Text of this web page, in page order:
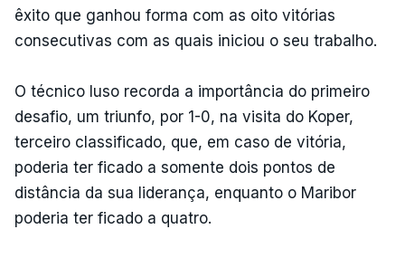
êxito que ganhou forma com as oito vitórias
consecutivas com as quais iniciou o seu trabalho.
O técnico luso recorda a importância do primeiro
desafio, um triunfo, por 1-0, na visita do Koper,
terceiro classificado, que, em caso de vitória,
poderia ter ficado a somente dois pontos de
distância da sua liderança, enquanto o Maribor
poderia ter ficado a quatro.